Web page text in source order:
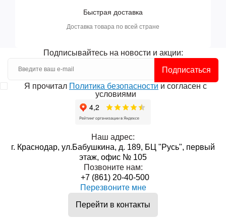
Быстрая доставка
Доставка товара по всей стране
Подписывайтесь на новости и акции:
Подписаться
Я прочитал Политика безопасности и согласен с
условиями
Наш адрес:
г. Краснодар, ул.Бабушкина, д. 189, БЦ "Русь", первый
этаж, офис № 105
Позвоните нам:
+7 (861) 20-40-500
Перезвоните мне
Перейти в контакты